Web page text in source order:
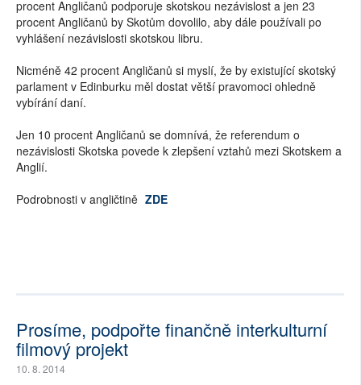
procent Angličanů podporuje skotskou nezávislost a jen 23
procent Angličanů by Skotům dovolilo, aby dále používali po
vyhlášení nezávislosti skotskou libru.
Nicméně 42 procent Angličanů si myslí, že by existující skotský
parlament v Edinburku měl dostat větší pravomoci ohledně
vybírání daní.
Jen 10 procent Angličanů se domnívá, že referendum o
nezávislosti Skotska povede k zlepšení vztahů mezi Skotskem a
Anglií.
Podrobnosti v angličtině ZDE
Prosíme, podpořte finančně interkulturní
filmový projekt
10. 8. 2014